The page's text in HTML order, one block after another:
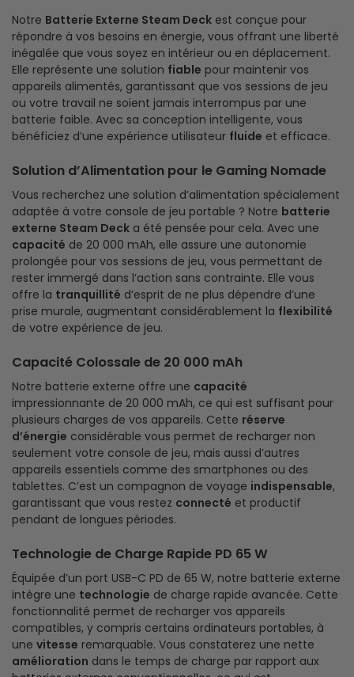
Notre Batterie Externe Steam Deck est conçue pour
répondre à vos besoins en énergie, vous offrant une liberté
inégalée que vous soyez en intérieur ou en déplacement.
Elle représente une solution fiable pour maintenir vos
appareils alimentés, garantissant que vos sessions de jeu
ou votre travail ne soient jamais interrompus par une
batterie faible. Avec sa conception intelligente, vous
bénéficiez d’une expérience utilisateur fluide et efficace.
Solution d’Alimentation pour le Gaming Nomade
Vous recherchez une solution d’alimentation spécialement
adaptée à votre console de jeu portable ? Notre batterie
externe Steam Deck a été pensée pour cela. Avec une
capacité de 20 000 mAh, elle assure une autonomie
prolongée pour vos sessions de jeu, vous permettant de
rester immergé dans l’action sans contrainte. Elle vous
offre la tranquillité d’esprit de ne plus dépendre d’une
prise murale, augmentant considérablement la flexibilité
de votre expérience de jeu.
Capacité Colossale de 20 000 mAh
Notre batterie externe offre une capacité
impressionnante de 20 000 mAh, ce qui est suffisant pour
plusieurs charges de vos appareils. Cette réserve
d’énergie considérable vous permet de recharger non
seulement votre console de jeu, mais aussi d’autres
appareils essentiels comme des smartphones ou des
tablettes. C’est un compagnon de voyage indispensable,
garantissant que vous restez connecté et productif
pendant de longues périodes.
Technologie de Charge Rapide PD 65 W
Équipée d’un port USB-C PD de 65 W, notre batterie externe
intègre une technologie de charge rapide avancée. Cette
fonctionnalité permet de recharger vos appareils
compatibles, y compris certains ordinateurs portables, à
une vitesse remarquable. Vous constaterez une nette
amélioration dans le temps de charge par rapport aux